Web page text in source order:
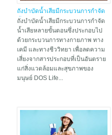
ถังบำบัดน้ำเสียมีกระบวนการกำจัด
น้ำเสียอย่างไร
ถังบำบัดน้ำเสียมีกระบวนการกำจัด
น้ำเสียหลายขั้นตอนซึ่งประกอบไป
ด้วยกระบวนการทางกายภาพ ทาง
เคมี และทางชีววิทยา เพื่อลดความ
เสี่ยงจากสารประกอบที่เป็นอันตราย
แก่สิ่งแวดล้อมและสุขภาพของ
มนุษย์ DOS Life...